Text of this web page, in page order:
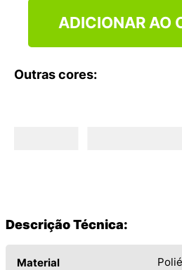
ADICIONAR AO
Outras cores:
Descrição Técnica:
Material